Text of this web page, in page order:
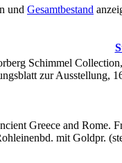
und Gesamtbestand
Schimmel
zur Ausstellung,
Greece and Rome.
mit Goldpr.